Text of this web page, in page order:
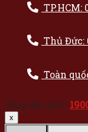
TP.HCM:
Thủ Đức:
Toàn
Tổng đài 24/7:
x